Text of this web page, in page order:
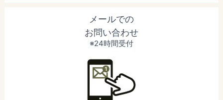
メールでの
お問い合わせ
※24時間受付